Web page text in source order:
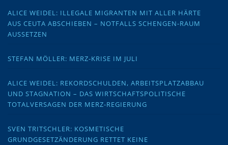
ALICE WEIDEL: ILLEGALE MIGRANTEN MIT ALLER HÄRTE
AUS CEUTA ABSCHIEBEN – NOTFALLS SCHENGEN-RAUM
AUSSETZEN
STEFAN MÖLLER: MERZ-KRISE IM JULI
ALICE WEIDEL: REKORDSCHULDEN, ARBEITSPLATZABBAU
UND STAGNATION – DAS WIRTSCHAFTSPOLITISCHE
TOTALVERSAGEN DER MERZ-REGIERUNG
SVEN TRITSCHLER: KOSMETISCHE
GRUNDGESETZÄNDERUNG RETTET KEINE